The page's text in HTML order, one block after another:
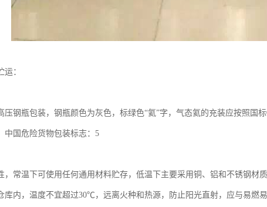
：
压钢瓶包装，钢瓶颜色为灰色，标绿色“氦”字，气态氦的充装应按照国
中国危险货物包装标志：5
，常温下可使用任何通用材料贮存，低温下主要采用铜、铝和不锈钢材
库内，温度不宜超过30℃，远离火种和热源，防止阳光直射，应与易燃易